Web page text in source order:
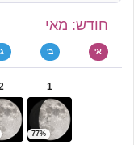
חודש: מאי
א' ב'
1
77%